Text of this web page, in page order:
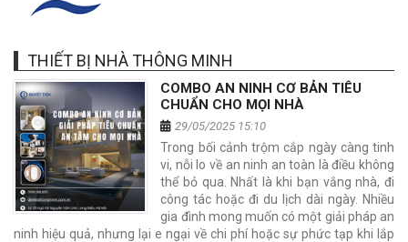
THIẾT BỊ NHÀ THÔNG MINH
COMBO AN NINH CƠ BẢN TIÊU
CHUẨN CHO MỌI NHÀ
29/05/2025 15:10
Trong bối cảnh trộm cắp ngày càng tinh
vi, nỗi lo về an ninh an toàn là điều không
thể bỏ qua. Nhất là khi bạn vắng nhà, đi
công tác hoặc đi du lịch dài ngày. Nhiều
gia đình mong muốn có một giải pháp an
ninh hiệu quả, nhưng lại e ngại về chi phí hoặc sự phức tạp khi lắp